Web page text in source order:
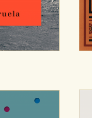
no es posible
áreas de nuestra
y optimizar el
utilizan para mostrar
que se basan en la